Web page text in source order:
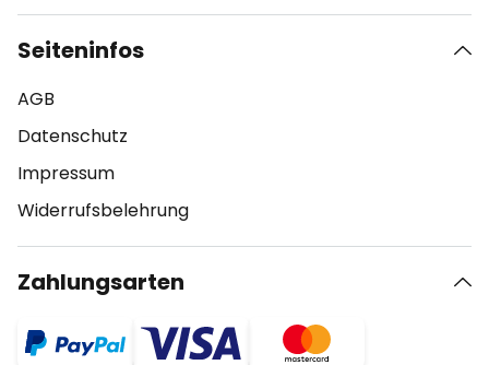
Seiteninfos
AGB
Datenschutz
Impressum
Widerrufsbelehrung
Zahlungsarten